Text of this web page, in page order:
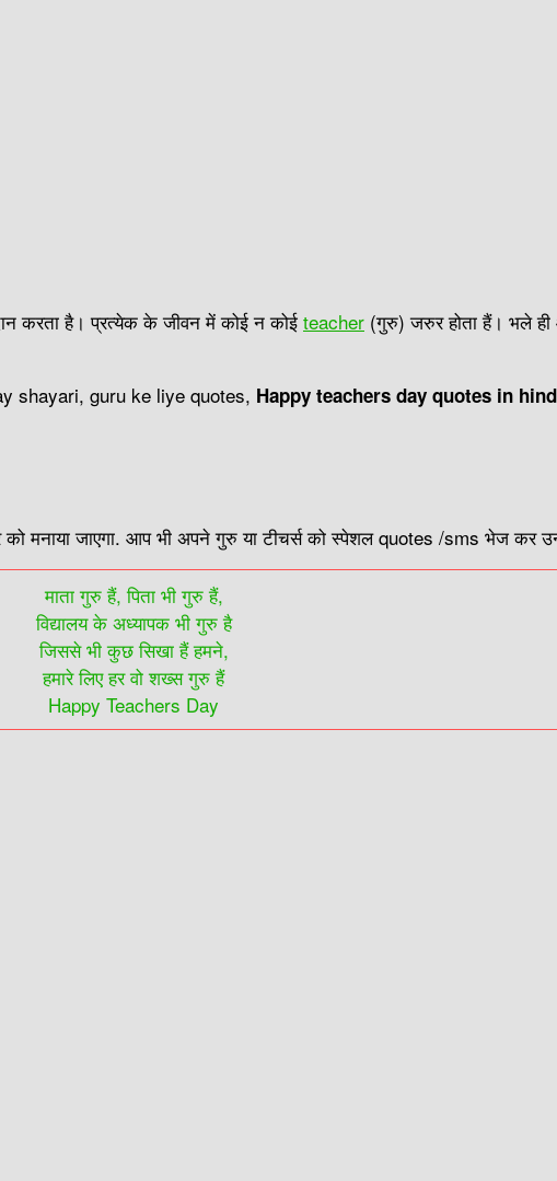
करता है। प्रत्येक के जीवन में कोई न कोई teacher (गुरु) जरुर होता हैं। भले
shayari, guru ke liye quotes, Happy teachers day quotes in
को मनाया जाएगा. आप भी अपने गुरु या टीचर्स को स्पेशल quotes /sms भेज कर
माता गुरु हैं, पिता भी गुरु हैं,
विद्यालय के अध्यापक भी गुरु है
जिससे भी कुछ सिखा हैं हमने,
हमारे लिए हर वो शख्स गुरु हैं
Happy Teachers Day